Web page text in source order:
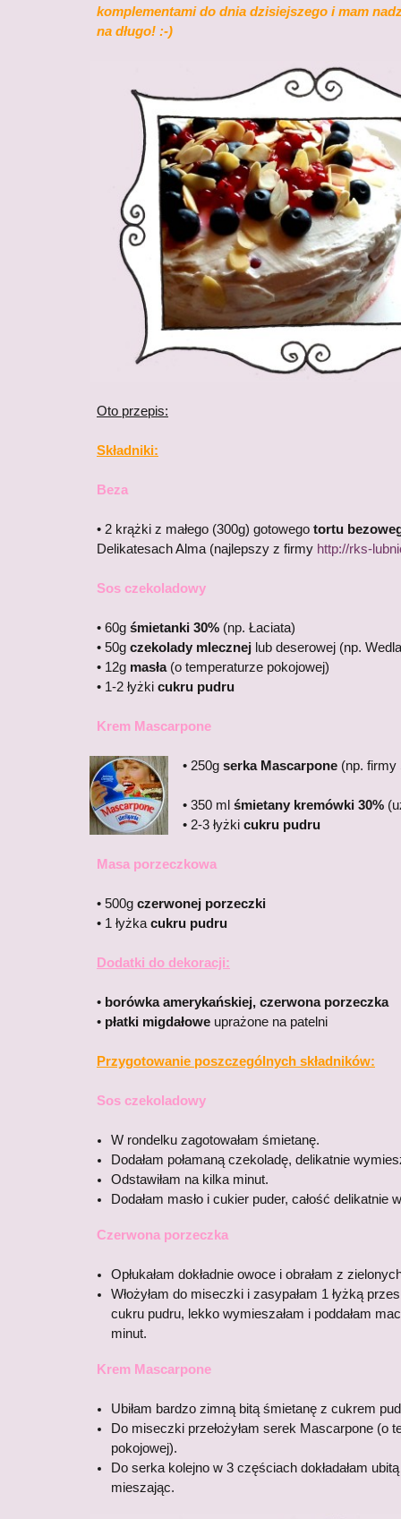
komplementami do dnia dzisiejszego i mam
na długo! :-)
Oto przepis:
Składniki:
Beza
• 2 krążki z małego (300g) gotowego tortu
Delikatesach Alma (najlepszy z firmy http://rks-
Sos czekoladowy
• 60g śmietanki 30% (np. Łaciata)
• 50g czekolady mlecznej lub deserowej (np.
• 12g masła(o temperaturze pokojowej)
• 1-2 łyżki cukru pudru
Krem Mascarpone
• 250g serka Mascarpone (np. firmy
• 350 ml śmietany kremówki 30%
• 2-3 łyżki cukru pudru
Masa porzeczkowa
• 500g czerwonej porzeczki
• 1 łyżka cukru pudru
Dodatki do dekoracji:
• borówka amerykańskiej, czerwona porzeczka
• płatki migdałowe uprażone na patelni
Przygotowanie poszczególnych składników:
Sos czekoladowy
W rondelku zagotowałam śmietanę.
Dodałam połamaną czekoladę, delikatnie
Odstawiłam na kilka minut.
Dodałam masło i cukier puder, całość delikatnie
Czerwona porzeczka
Opłukałam dokładnie owoce i obrałam z
Włożyłam do miseczki i zasypałam 1 łyżką
cukru pudru, lekko wymieszałam i poddałam
minut.
Krem Mascarpone
Ubiłam bardzo zimną bitą śmietanę z cukrem
Do miseczki przełożyłam serek Mascarpone (o
pokojowej).
Do serka kolejno w 3 częściach dokładałam
mieszając.